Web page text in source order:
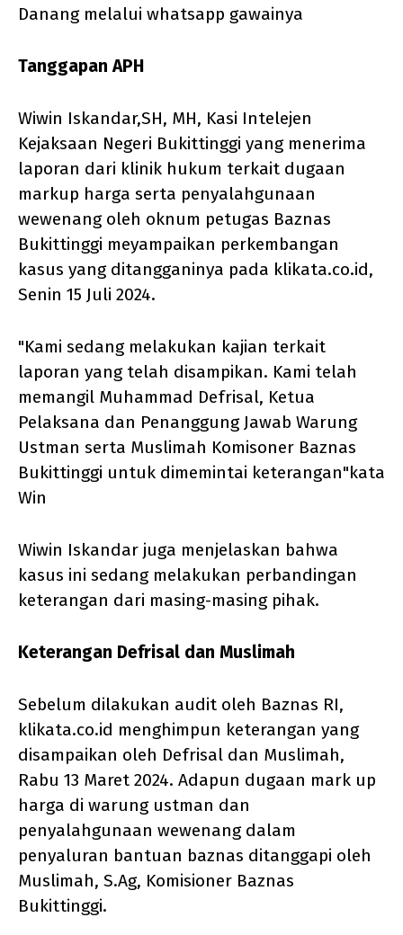
Danang melalui whatsapp gawainya
Tanggapan APH
Wiwin Iskandar,SH, MH, Kasi Intelejen
Kejaksaan Negeri Bukittinggi yang menerima
laporan dari klinik hukum terkait dugaan
markup harga serta penyalahgunaan
wewenang oleh oknum petugas Baznas
Bukittinggi meyampaikan perkembangan
kasus yang ditangganinya pada klikata.co.id,
Senin 15 Juli 2024.
"Kami sedang melakukan kajian terkait
laporan yang telah disampikan. Kami telah
memangil Muhammad Defrisal, Ketua
Pelaksana dan Penanggung Jawab Warung
Ustman serta Muslimah Komisoner Baznas
Bukittinggi untuk dimemintai keterangan"kata
Win
Wiwin Iskandar juga menjelaskan bahwa
kasus ini sedang melakukan perbandingan
keterangan dari masing-masing pihak.
Keterangan Defrisal dan Muslimah
Sebelum dilakukan audit oleh Baznas RI,
klikata.co.id menghimpun keterangan yang
disampaikan oleh Defrisal dan Muslimah,
Rabu 13 Maret 2024. Adapun dugaan mark up
harga di warung ustman dan
penyalahgunaan wewenang dalam
penyaluran bantuan baznas ditanggapi oleh
Muslimah, S.Ag, Komisioner Baznas
Bukittinggi.